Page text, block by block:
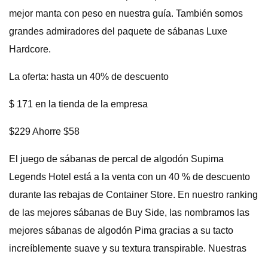
mejor manta con peso en nuestra guía. También somos
grandes admiradores del paquete de sábanas Luxe
Hardcore.
La oferta: hasta un 40% de descuento
$ 171 en la tienda de la empresa
$229 Ahorre $58
El juego de sábanas de percal de algodón Supima
Legends Hotel está a la venta con un 40 % de descuento
durante las rebajas de Container Store. En nuestro ranking
de las mejores sábanas de Buy Side, las nombramos las
mejores sábanas de algodón Pima gracias a su tacto
increíblemente suave y su textura transpirable. Nuestras